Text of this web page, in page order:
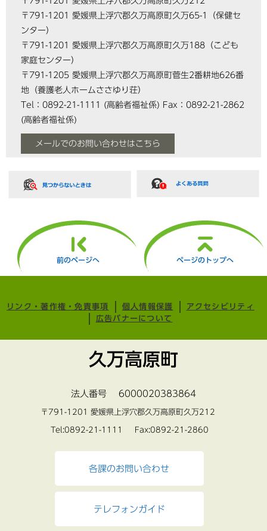
〒791-1201 愛媛県上浮穴郡久万高原町久万65-1（保健セ
ンター）
〒791-1201 愛媛県上浮穴郡久万高原町久万188（こども
家庭センター）
〒791-1205 愛媛県上浮穴郡久万高原町菅生2番耕地626番
地（養護老人ホームささゆり荘）
Tel：0892-21-1111
(高齢者福祉係) Fax：0892-21-2862
(高齢者福祉係)
メールでのお問い合わせはこちら
前のページへ ページのトップへ
リンク・著作権・免責事項 個人情報保護
アクセシビリティ
広告バナーについて
久万高原町
法人番号 6000020383864
〒791-1201 愛媛県上浮穴郡久万高原町久万212
Tel:0892-21-1111 Fax:0892-21-2860
各課のお問い合わせ
テレフォンガイド